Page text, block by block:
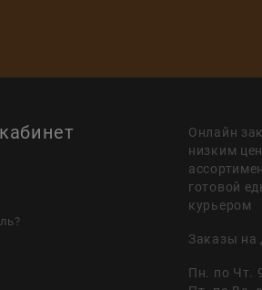
Онлайн
низким
готовой
курьером
Заказы на
Пн. по Чт.